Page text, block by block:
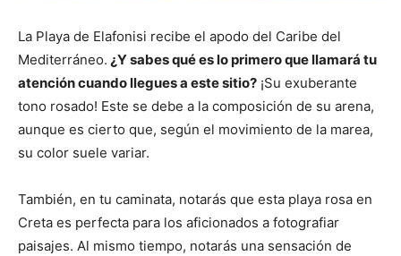
La Playa de Elafonisi recibe el apodo del Caribe del
Mediterráneo. ¿Y sabes qué es lo primero que llamará tu
atención cuando llegues a este sitio? ¡Su exuberante
tono rosado! Este se debe a la composición de su arena,
aunque es cierto que, según el movimiento de la marea,
su color suele variar.
También, en tu caminata, notarás que esta playa rosa en
Creta es perfecta para los aficionados a fotografiar
paisajes. Al mismo tiempo, notarás una sensación de